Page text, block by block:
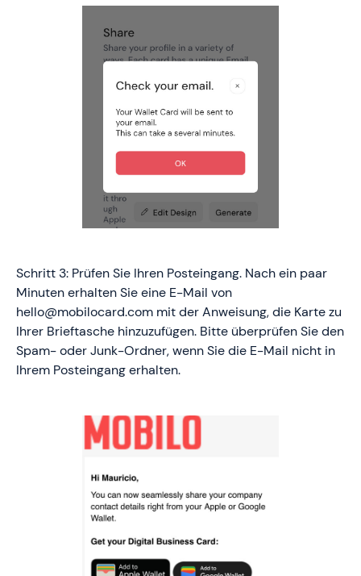
Schritt 3: Prüfen Sie Ihren Posteingang. Nach ein paar
Minuten erhalten Sie eine E-Mail von
hello@mobilocard.com mit der Anweisung, die Karte zu
Ihrer Brieftasche hinzuzufügen. Bitte überprüfen Sie den
Spam- oder Junk-Ordner, wenn Sie die E-Mail nicht in
Ihrem Posteingang erhalten.